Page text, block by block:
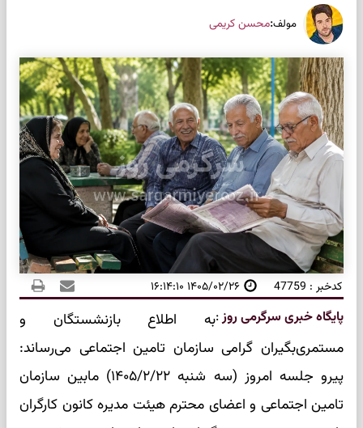
مولف:محسن کریمی
کدخبر : 47759 ۱۴۰۵/۰۲/۲۶ ۱۶:۱۴:۱۰
پایگاه خبری سرگرمی روز:به اطلاع بازنشستگان و
مستمری‌بگیران گرامی سازمان تامین اجتماعی می‌رساند:
پیرو جلسه امروز (سه شنبه ۱۴۰۵/۲/۲۲) مابین سازمان
تامین اجتماعی و اعضای محترم هیئت مدیره کانون کارگران